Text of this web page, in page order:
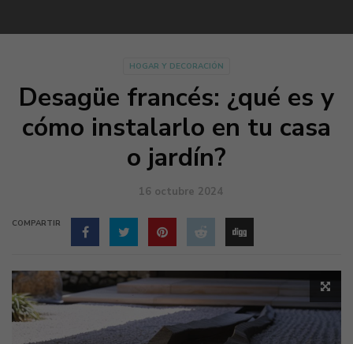
HOGAR Y DECORACIÓN
Desagüe francés: ¿qué es y
cómo instalarlo en tu casa
o jardín?
16 octubre 2024
COMPARTIR